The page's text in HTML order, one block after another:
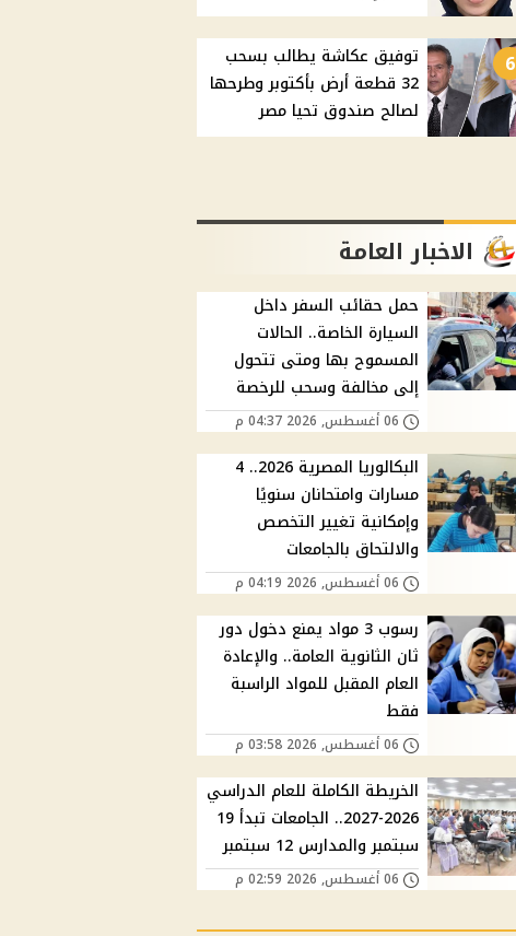
6
توفيق عكاشة يطالب بسحب
32 قطعة أرض بأكتوبر وطرحها
لصالح صندوق تحيا مصر
الاخبار العامة
حمل حقائب السفر داخل
السيارة الخاصة.. الحالات
المسموح بها ومتى تتحول
إلى مخالفة وسحب للرخصة
06 أغسطس, 2026 04:37 م
البكالوريا المصرية 2026.. 4
مسارات وامتحانان سنويًا
وإمكانية تغيير التخصص
والالتحاق بالجامعات
06 أغسطس, 2026 04:19 م
رسوب 3 مواد يمنع دخول دور
ثان الثانوية العامة.. والإعادة
العام المقبل للمواد الراسبة
فقط
06 أغسطس, 2026 03:58 م
الخريطة الكاملة للعام الدراسي
2026-2027.. الجامعات تبدأ 19
سبتمبر والمدارس 12 سبتمبر
06 أغسطس, 2026 02:59 م